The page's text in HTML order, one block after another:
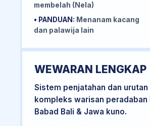
membelah (Nela)
• PANDUAN: Menanam kacang
dan palawija lain
WEWARAN LENGKAP
Sistem penjatahan dan
kompleks warisan peradaban
Babad Bali & Jawa kuno.